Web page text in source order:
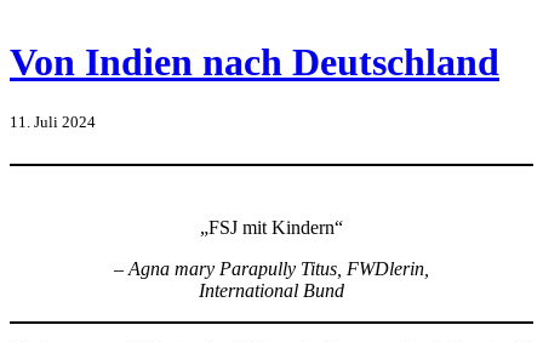
Von Indien nach Deutschland
11. Juli 2024
„FSJ mit Kindern“
– Agna mary Parapully Titus, FWDlerin,
International Bund